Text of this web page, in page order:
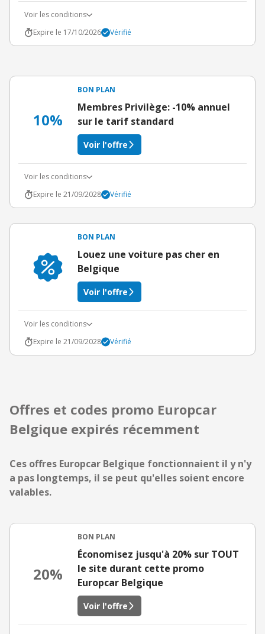
Voir les conditions
Expire le 17/10/2026
Vérifié
10%
BON PLAN
Membres Privilège: -10% annuel
sur le tarif standard
Voir l'offre
Voir les conditions
Expire le 21/09/2028
Vérifié
BON PLAN
Louez une voiture pas cher en
Belgique
Voir l'offre
Voir les conditions
Expire le 21/09/2028
Vérifié
Offres et codes promo Europcar
Belgique expirés récemment
Ces offres Europcar Belgique fonctionnaient il y n'y
a pas longtemps, il se peut qu'elles soient encore
valables.
20%
BON PLAN
Économisez jusqu'à 20% sur TOUT
le site durant cette promo
Europcar Belgique
Voir l'offre